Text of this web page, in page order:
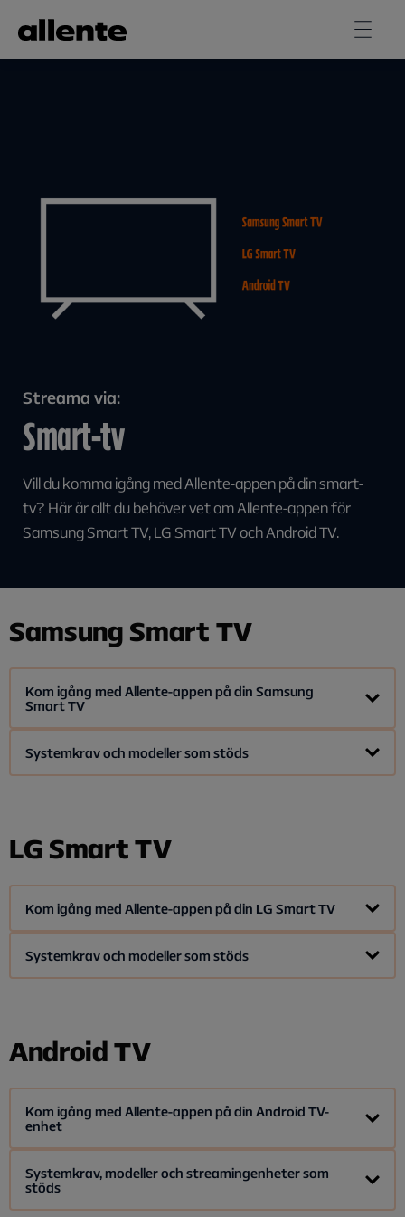
Streama via:
Smart-tv
Vill du komma igång med Allente-appen på din smart-
tv? Här är allt du behöver vet om Allente-appen för
Samsung Smart TV, LG Smart TV och Android TV.
Samsung Smart TV
Kom igång med Allente-appen på din Samsung
Smart TV
Allente-appen finns att ladda ned från Samsung Smart Hub,
Systemkrav och modeller som stöds
LG Smart TV
Kom igång med Allente-appen på din LG Smart TV
Allente-appen finns att ladda ned från LG Content Store,
Systemkrav och modeller som stöds
LG Smart TV-modeller från år 2018
Android TV
Kom igång med Allente-appen på din Android TV-
enhet
Allente-appen finns att ladda ned från Google Play Butik, där
du även hittar en andra streamingappar för nedladdning.
Systemkrav, modeller och streamingenheter som
stöds